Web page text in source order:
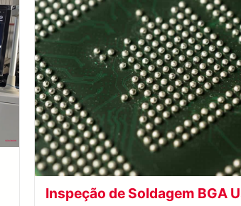
Inspeção de Soldagem BGA